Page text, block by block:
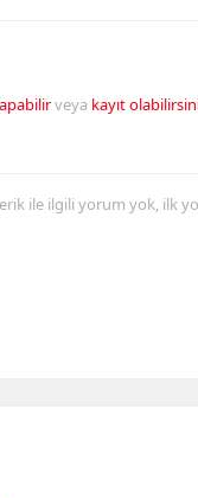
veya kayıt
ile ilgili yorum yok, ilk